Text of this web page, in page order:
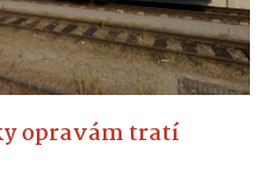
opravám tratí